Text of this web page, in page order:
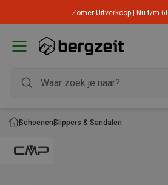
Zomer Uitverkoop | Nu t/m
SchoenenSlippers & Sandalen